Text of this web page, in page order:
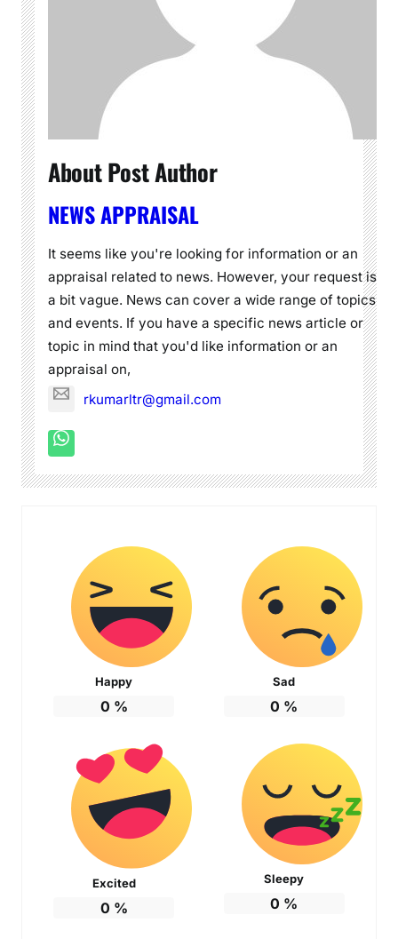
About Post Author
NEWS APPRAISAL
It seems like you're looking for information or an
appraisal related to news. However, your request is
a bit vague. News can cover a wide range of topics
and events. If you have a specific news article or
topic in mind that you'd like information or an
appraisal on,
rkumarltr@gmail.com
Happy
0 %
Sad
0 %
Excited
0 %
Sleepy
0 %